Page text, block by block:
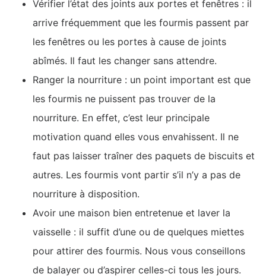
Vérifier l’état des joints aux portes et fenêtres : il
arrive fréquemment que les fourmis passent par
les fenêtres ou les portes à cause de joints
abîmés. Il faut les changer sans attendre.
Ranger la nourriture : un point important est que
les fourmis ne puissent pas trouver de la
nourriture. En effet, c’est leur principale
motivation quand elles vous envahissent. Il ne
faut pas laisser traîner des paquets de biscuits et
autres. Les fourmis vont partir s’il n’y a pas de
nourriture à disposition.
Avoir une maison bien entretenue et laver la
vaisselle : il suffit d’une ou de quelques miettes
pour attirer des fourmis. Nous vous conseillons
de balayer ou d’aspirer celles-ci tous les jours.